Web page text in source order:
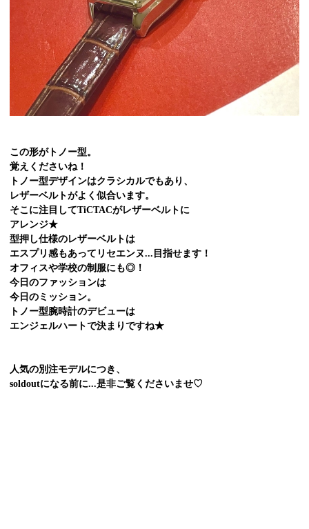
この形がトノー型。
覚えくださいね！
トノー型デザインはクラシカルでもあり、
レザーベルトがよく似合います。
そこに注目してTiCTACがレザーベルトに
アレンジ★
型押し仕様のレザーベルトは
エスプリ感もあってリセエンヌ...目指せます！
オフィスや学校の制服にも◎！
今日のファッションは
今日のミッション。
トノー型腕時計のデビューは
エンジェルハートで決まりですね★
人気の別注モデルにつき、
soldoutになる前に...是非ご覧くださいませ♡